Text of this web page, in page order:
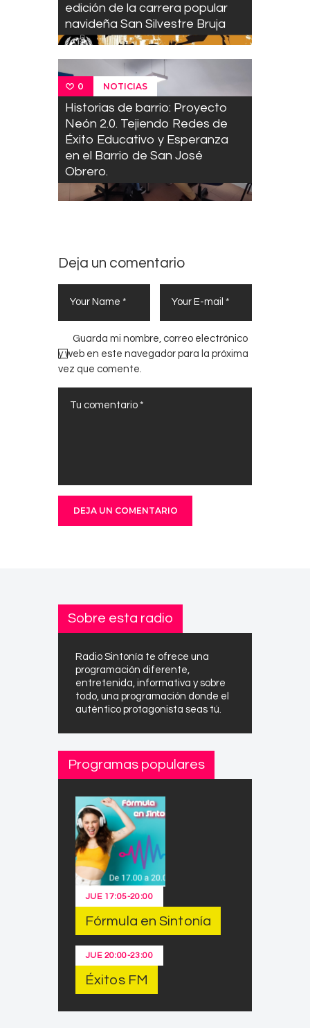
edición de la carrera popular
navideña San Silvestre Bruja
0 NOTICIAS
Historias de barrio: Proyecto
Neón 2.0. Tejiendo Redes de
Éxito Educativo y Esperanza
en el Barrio de San José
Obrero.
Deja un comentario
Guarda mi nombre, correo electrónico
y web en este navegador para la próxima
vez que comente.
Sobre esta radio
Radio Sintonía te ofrece una
programación diferente,
entretenida, informativa y sobre
todo, una programación donde el
auténtico protagonista seas tú.
Programas populares
JUE 17:05-20:00
Fórmula en Sintonía
JUE 20:00-23:00
Éxitos FM